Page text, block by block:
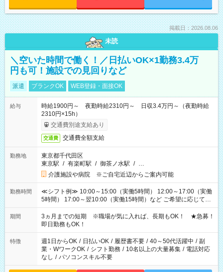
掲載日：2026.08.06
未読
＼空いた時間で働く！／日払いOK×1勤務3.4万
円も可！施設での見回りなど
派遣 ブランクOK WEB登録・面接OK
給与
時給1900円～ 夜勤時給2310円～ 日収3.4万円～（夜勤時給
2310円×15h）
交通費別途支給あり
交通費 交通費全額支給
勤務地
東京都千代田区
東京駅 / 有楽町駅 / 御茶ノ水駅 / …
介護施設や病院 ※ご自宅近辺からご案内可能
勤務時間
≪シフト例≫ 10:00～15:00（実働5時間） 12:00～17:00（実働
5時間） 17:00～翌10:00（実働15時間）など ご希望に応じて、
働く時間は調整できます！ お気軽に担当へ相談ください！
期間
3ヵ月までの短期 ※職場が気に入れば、長期もOK！ ★急募！
即日勤務もOK！
特徴 週1日からOK / 日払いOK / 履歴書不要 / 40～50代活躍中 / 副
業・WワークOK / シフト勤務 / 10名以上の大量募集 / 電話対応
なし / パソコンスキル不要